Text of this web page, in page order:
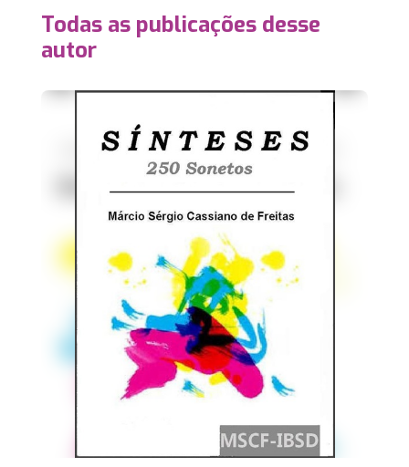
Todas as publicações desse
autor